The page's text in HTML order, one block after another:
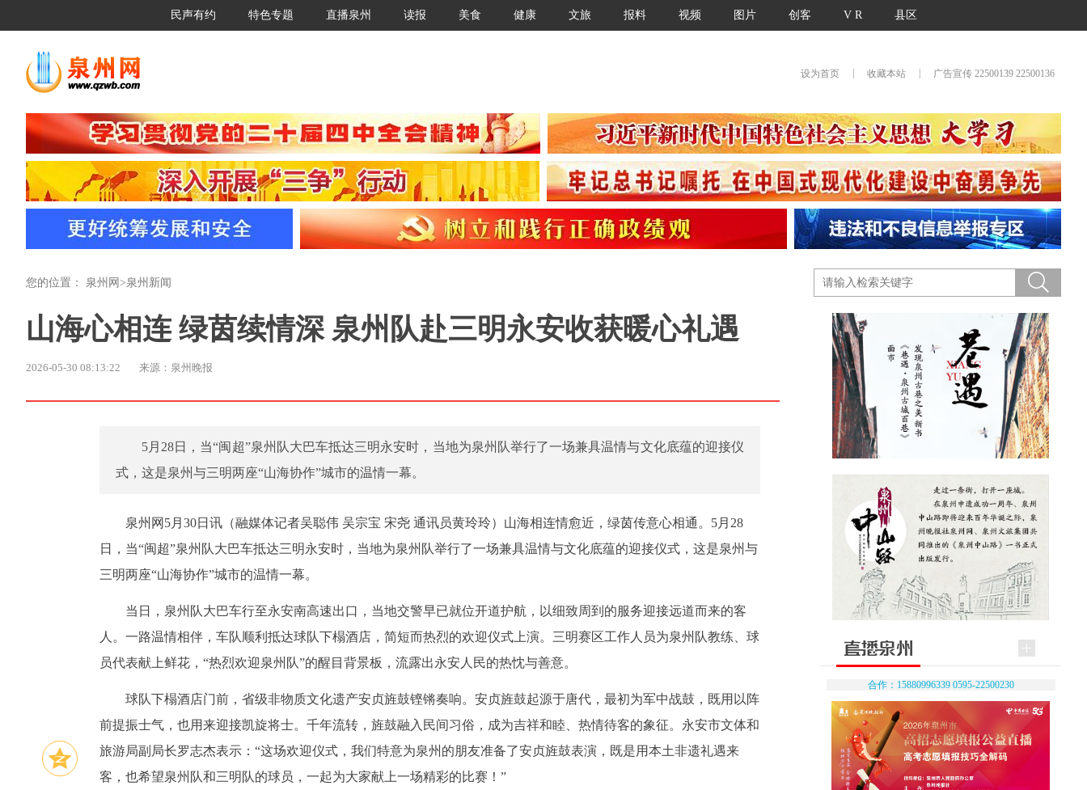
民声有约 特色专题 直播泉州 读报 美食 健康 文旅 报料 视频 图片 创客 V R 县区
设为首页 收藏本站 广告宣传 22500139 22500136
您的位置： 泉州网 >泉州新闻
山海心相连 绿茵续情深 泉州队赴三明永安收获暖心礼遇
2026-05-30 08:13:22 来源：泉州晚报
5月28日，当“闽超”泉州队大巴车抵达三明永安时，当地为泉州队举行了一场兼具温情与文化底蕴的迎接仪
式，这是泉州与三明两座“山海协作”城市的温情一幕。
泉州网5月30日讯（融媒体记者吴聪伟 吴宗宝 宋尧 通讯员黄玲玲）山海相连情愈近，绿茵传意心相通。5月28
日，当“闽超”泉州队大巴车抵达三明永安时，当地为泉州队举行了一场兼具温情与文化底蕴的迎接仪式，这是泉州与
三明两座“山海协作”城市的温情一幕。
当日，泉州队大巴车行至永安南高速出口，当地交警早已就位开道护航，以细致周到的服务迎接远道而来的客
人。一路温情相伴，车队顺利抵达球队下榻酒店，简短而热烈的欢迎仪式上演。三明赛区工作人员为泉州队教练、球
员代表献上鲜花，“热烈欢迎泉州队”的醒目背景板，流露出永安人民的热忱与善意。
球队下榻酒店门前，省级非物质文化遗产安贞旌鼓铿锵奏响。安贞旌鼓起源于唐代，最初为军中战鼓，既用以阵
前提振士气，也用来迎接凯旋将士。千年流转，旌鼓融入民间习俗，成为吉祥和睦、热情待客的象征。永安市文体和
旅游局副局长罗志杰表示：“这场欢迎仪式，我们特意为泉州的朋友准备了安贞旌鼓表演，既是用本土非遗礼遇来
客，也希望泉州队和三明队的球员，一起为大家献上一场精彩的比赛！”
合作：15880996339 0595-22500230